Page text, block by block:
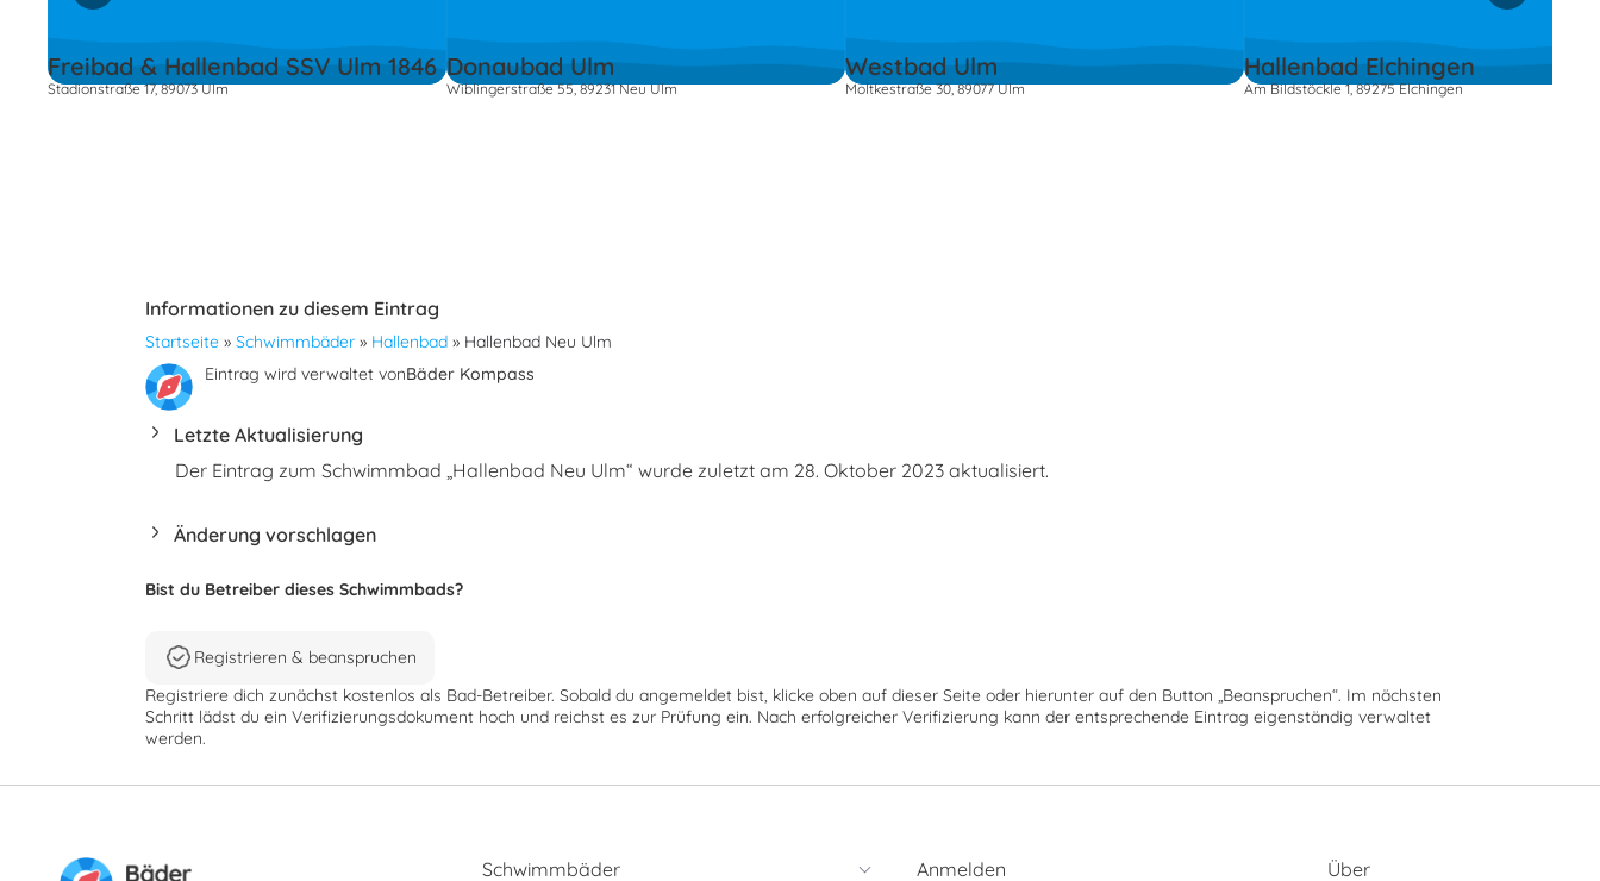
Freibad & Hallenbad SSV Ulm 1846
Stadionstraße 17, 89073 Ulm
Donaubad Ulm
Wiblingerstraße 55, 89231 Neu Ulm
Westbad Ulm
Moltkestraße 30, 89077 Ulm
Hallenbad Elchingen
Am Bildstöckle 1, 89275 Elchingen
Informationen zu diesem Eintrag
Startseite » Schwimmbäder » Hallenbad » Hallenbad Neu Ulm
Eintrag wird verwaltet vonBäder Kompass
Letzte Aktualisierung
Der Eintrag zum Schwimmbad „Hallenbad Neu Ulm“ wurde zuletzt am 28. Oktober 2023 aktualisiert.
Änderung vorschlagen
Bist du Betreiber dieses Schwimmbads?
Registrieren & beanspruchen
Registriere dich zunächst kostenlos als Bad-Betreiber. Sobald du angemeldet bist, klicke oben auf dieser Seite oder hierunter auf den Button „Beanspruchen“. Im nächsten
Schritt lädst du ein Verifizierungsdokument hoch und reichst es zur Prüfung ein. Nach erfolgreicher Verifizierung kann der entsprechende Eintrag eigenständig verwaltet
werden.
Schwimmbäder Anmelden Über